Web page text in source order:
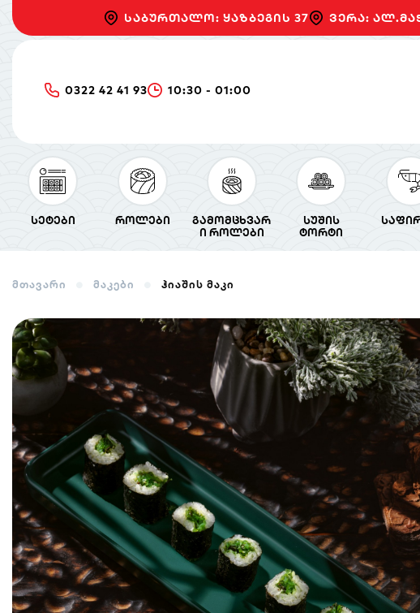
საბურთალო: ყაზბეგის 37 ვერა:
0322 42 41 93 10:30 - 01:00
სეტები როლები
გამომცხვარ
ი როლები
სუშის
ტორტი
მთავარი მაკები ჰიაშის მაკი